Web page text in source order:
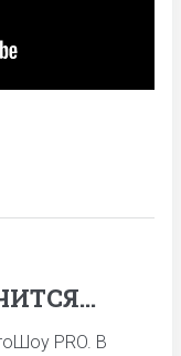
PRO. В